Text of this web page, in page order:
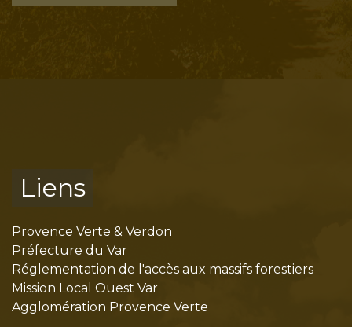
Liens
Provence Verte & Verdon
Préfecture du Var
Réglementation de l'accès aux massifs forestiers
Mission Local Ouest Var
Agglomération Provence Verte